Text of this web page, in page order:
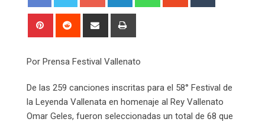
Pinterest Reddit
Share
Por Prensa Festival Vallenato
De las 259 canciones inscritas para el 58° Festival de
la Leyenda Vallenata en homenaje al Rey Vallenato
Omar Geles, fueron seleccionadas un total de 68 que